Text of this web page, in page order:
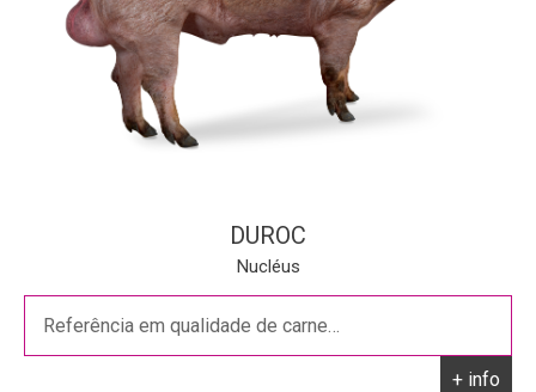
DUROC
Nucléus
Referência em qualidade de carne…
+ info